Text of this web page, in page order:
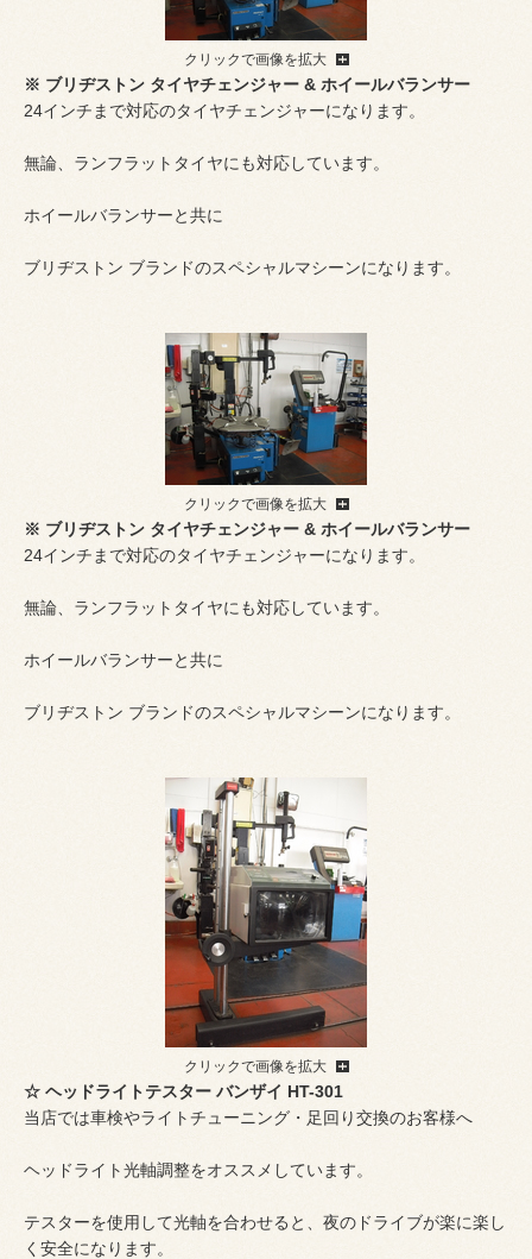
クリックで画像を拡大
※ ブリヂストン タイヤチェンジャー & ホイールバランサー
24インチまで対応のタイヤチェンジャーになります。
無論、ランフラットタイヤにも対応しています。
ホイールバランサーと共に
ブリヂストン ブランドのスペシャルマシーンになります。
クリックで画像を拡大
※ ブリヂストン タイヤチェンジャー & ホイールバランサー
24インチまで対応のタイヤチェンジャーになります。
無論、ランフラットタイヤにも対応しています。
ホイールバランサーと共に
ブリヂストン ブランドのスペシャルマシーンになります。
クリックで画像を拡大
☆ ヘッドライトテスター バンザイ HT-301
当店では車検やライトチューニング・足回り交換のお客様へ
ヘッドライト光軸調整をオススメしています。
テスターを使用して光軸を合わせると、夜のドライブが楽に楽し
く安全になります。